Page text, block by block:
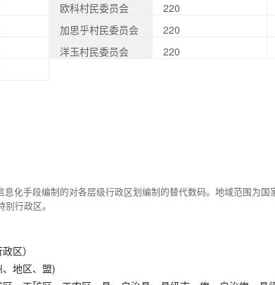
欧科村民委员会 220
加思乎村民委员会 220
洋玉村民委员会 220
化手段编制的对各层级行政区划编制的替代数码。地域范围为国
行政区。
区）
地区、盟)